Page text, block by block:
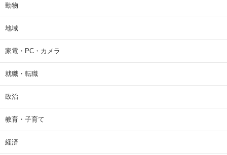
動物
地域
家電・PC・カメラ
就職・転職
政治
教育・子育て
経済